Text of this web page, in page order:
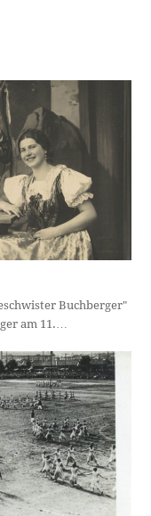
Buchberger"
am 11.…